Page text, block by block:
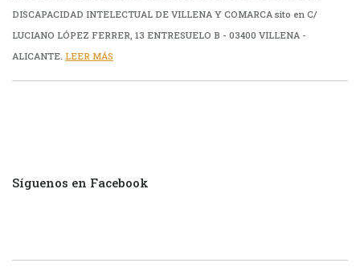
DISCAPACIDAD INTELECTUAL DE VILLENA Y COMARCA sito en C/
LUCIANO LÓPEZ FERRER, 13 ENTRESUELO B - 03400 VILLENA -
ALICANTE. LEER MÁS
Síguenos en Facebook